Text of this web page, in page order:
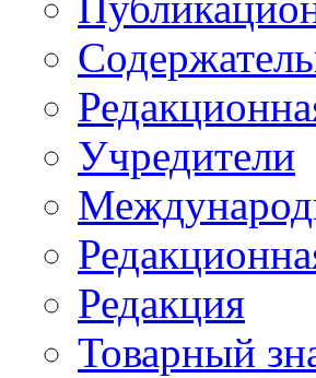
Учредители
Редакция
Товарный